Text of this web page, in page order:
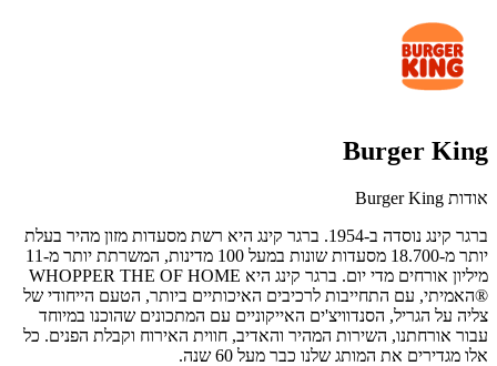
Burger King
אודות Burger King
ברגר קינג נוסדה ב-1954. ברגר קינג היא רשת מסעדות מזון מהיר בעלת
יותר מ-18.700 מסעדות שונות במעל 100 מדינות, המשרתת יותר מ-11
מיליון אורחים מדי יום. ברגר קינג היא WHOPPER THE OF HOME
®האמיתי, עם התחייבות לרכיבים האיכותיים ביותר, הטעם הייחודי של
צליה על הגריל, הסנדוויצ'ים האייקוניים עם המתכונים שהוכנו במיוחד
עבור אורחתנו, השירות המהיר והאדיב, חווית האירוח וקבלת הפנים. כל
אלו מגדירים את המותג שלנו כבר מעל 60 שנה.